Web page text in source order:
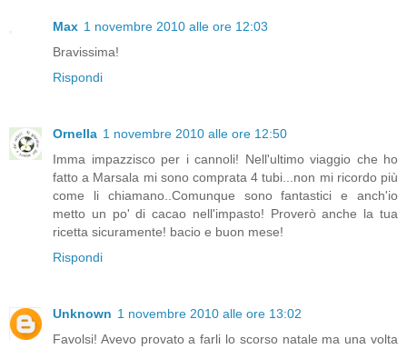
Max 1 novembre 2010 alle ore 12:03
Bravissima!
Rispondi
Ornella 1 novembre 2010 alle ore 12:50
Imma impazzisco per i cannoli! Nell'ultimo viaggio che ho
fatto a Marsala mi sono comprata 4 tubi...non mi ricordo più
come li chiamano..Comunque sono fantastici e anch'io
metto un po' di cacao nell'impasto! Proverò anche la tua
ricetta sicuramente! bacio e buon mese!
Rispondi
Unknown 1 novembre 2010 alle ore 13:02
Favolsi! Avevo provato a farli lo scorso natale ma una volta